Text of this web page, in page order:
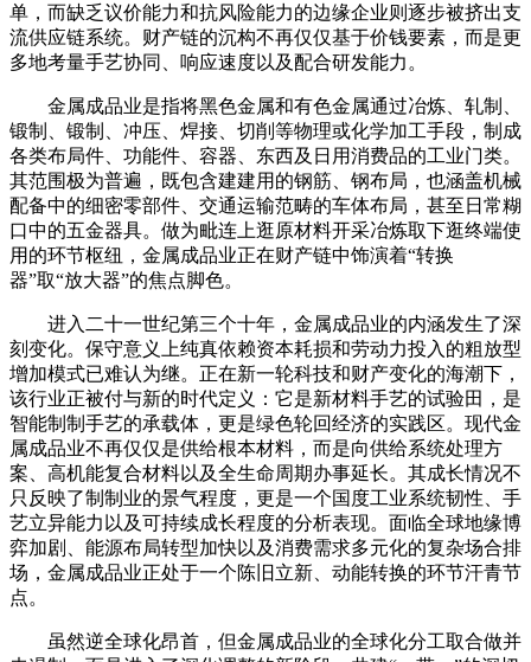
单，而缺乏议价能力和抗风险能力的边缘企业则逐步被挤出支
流供应链系统。财产链的沉构不再仅仅基于价钱要素，而是更
多地考量手艺协同、响应速度以及配合研发能力。
金属成品业是指将黑色金属和有色金属通过冶炼、轧制、
锻制、锻制、冲压、焊接、切削等物理或化学加工手段，制成
各类布局件、功能件、容器、东西及日用消费品的工业门类。
其范围极为普遍，既包含建建用的钢筋、钢布局，也涵盖机械
配备中的细密零部件、交通运输范畴的车体布局，甚至日常糊
口中的五金器具。做为毗连上逛原材料开采冶炼取下逛终端使
用的环节枢纽，金属成品业正在财产链中饰演着“转换
器”取“放大器”的焦点脚色。
进入二十一世纪第三个十年，金属成品业的内涵发生了深
刻变化。保守意义上纯真依赖资本耗损和劳动力投入的粗放型
增加模式已难认为继。正在新一轮科技和财产变化的海潮下，
该行业正被付与新的时代定义：它是新材料手艺的试验田，是
智能制制手艺的承载体，更是绿色轮回经济的实践区。现代金
属成品业不再仅仅是供给根本材料，而是向供给系统处理方
案、高机能复合材料以及全生命周期办事延长。其成长情况不
只反映了制制业的景气程度，更是一个国度工业系统韧性、手
艺立异能力以及可持续成长程度的分析表现。面临全球地缘博
弈加剧、能源布局转型加快以及消费需求多元化的复杂场合排
场，金属成品业正处于一个陈旧立新、动能转换的环节汗青节
点。
虽然逆全球化昂首，但金属成品业的全球化分工取合做并